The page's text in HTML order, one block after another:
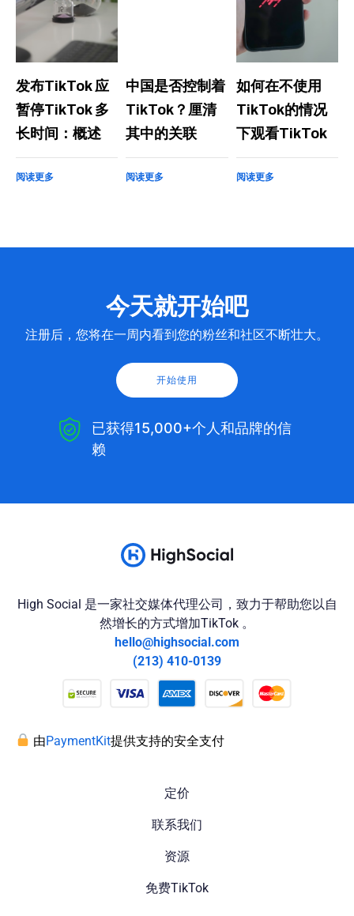
发布TikTok 应
暂停TikTok 多
长时间：概述
阅读更多
中国是否控制着
TikTok？厘清
其中的关联
阅读更多
如何在不使用
TikTok的情况
下观看TikTok
阅读更多
今天就开始吧
注册后，您将在一周内看到您的粉丝和社区不断壮大。
开始使用
已获得15,000+个人和品牌的信
赖
High Social 是一家社交媒体代理公司，致力于帮助您以自
然增长的方式增加TikTok 。
hello@highsocial.com
(213) 410-0139
由PaymentKit提供支持的安全支付
定价
联系我们
资源
免费TikTok